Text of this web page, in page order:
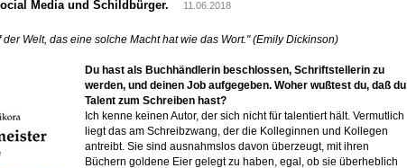
Media und Schildbürger.
11.06.2018
der Welt, das eine solche Macht hat wie das Wort." (Emily Dickinson)
Du hast als Buchhändlerin beschlossen, Schriftstellerin zu
werden, und deinen Job aufgegeben. Woher wußtest du, daß du
Talent zum Schreiben hast?
Ich kenne keinen Autor, der sich nicht für talentiert hält. Vermutlich
liegt das am Schreibzwang, der die Kolleginnen und Kollegen
antreibt. Sie sind ausnahmslos davon überzeugt, mit ihren
Büchern goldene Eier gelegt zu haben, egal, ob sie überheblich